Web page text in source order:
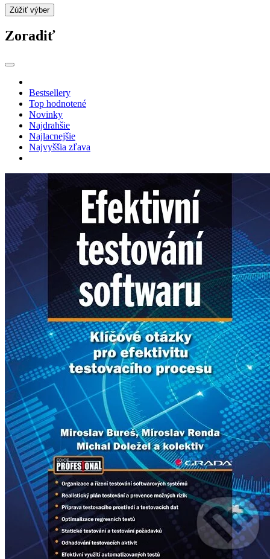
Zúžiť výber
Zoradiť
Bestsellery
Top hodnotené
Novinky
Najdrahšie
Najlacnejšie
Najvyššia zľava